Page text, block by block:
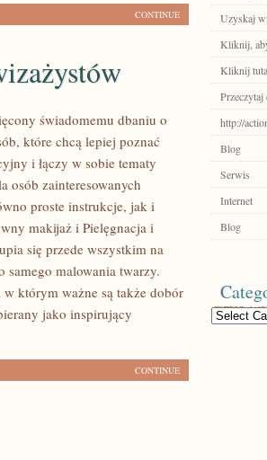
CONTINUE
świadomemu dbaniu o
które chcą lepiej poznać
i łączy w sobie tematy
osób zainteresowanych
proste instrukcje, jak i
makijaż i Pielęgnacja i
się przede wszystkim na
samego malowania twarzy.
którym ważne są także dobór
jako inspirujący
CONTINUE
Uzyskaj
Kliknij,
Kliknij
Przeczytaj
http://
Blog
Serwis
Internet
Blog
Categories